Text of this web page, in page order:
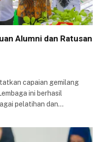
Alumni dan Ratusan
capaian gemilang
ini berhasil
pelatihan dan…